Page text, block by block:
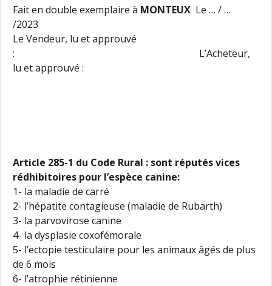
Fait en double exemplaire à MONTEUX Le … / …
/2023
Le Vendeur, lu et approuvé
: L’Acheteur,
lu et approuvé :
Article 285-1 du Code Rural : sont réputés vices
rédhibitoires pour l’espèce canine:
1- la maladie de carré
2- l’hépatite contagieuse (maladie de Rubarth)
3- la parvovirose canine
4- la dysplasie coxofémorale
5- l’ectopie testiculaire pour les animaux âgés de plus
de 6 mois
6- l’atrophie rétinienne